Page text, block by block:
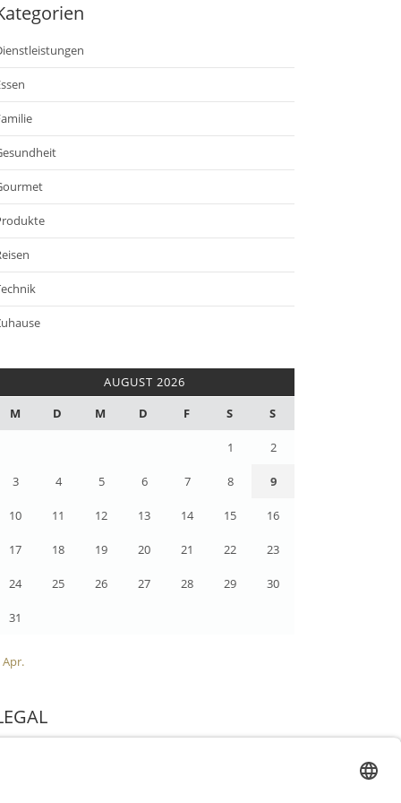
AUGUST 2026
M
D M D F S S
1 2
3 4 5 6 7 8 9
10 11 12 13 14 15 16
17 18 19 20 21 22 23
24 25 26 27 28 29 30
31
Apr.